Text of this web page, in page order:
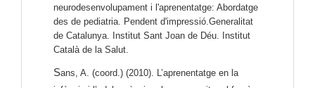
neurodesenvolupament i l'aprenentatge: Abordatge
des de pediatria. Pendent d'impressió.Generalitat
de Catalunya. Institut Sant Joan de Déu. Institut
Català de la Salut.
Sans, A. (coord.) (2010). L’aprenentatge en la